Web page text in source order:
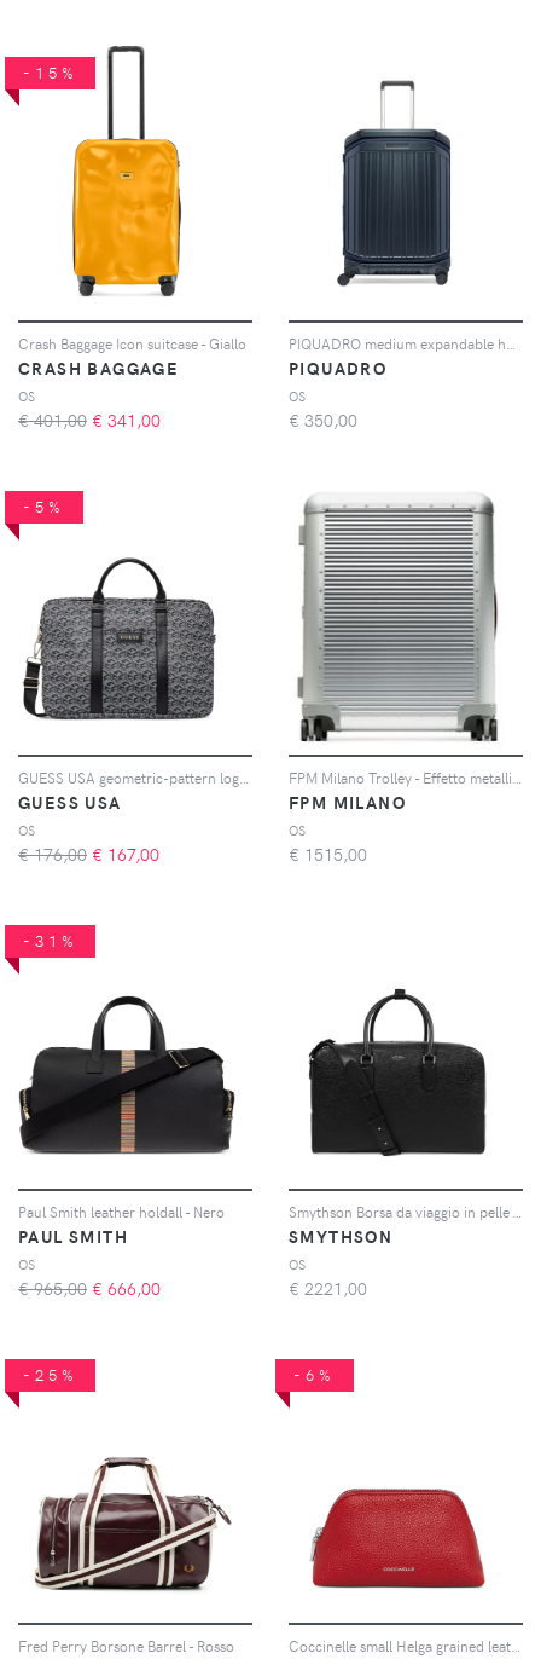
-15%
Crash Baggage Icon suitcase - Giallo
CRASH BAGGAGE
OS
€ 401,00 € 341,00
PIQUADRO
OS
€ 350,00
-5%
GUESS USA
OS
€ 176,00 € 167,00
FPM MILANO
OS
€ 1515,00
-31%
Paul Smith leather holdall - Nero
PAUL SMITH
OS
€ 965,00 € 666,00
SMYTHSON
OS
€ 2221,00
-25%
Fred Perry Borsone Barrel - Rosso
-6%